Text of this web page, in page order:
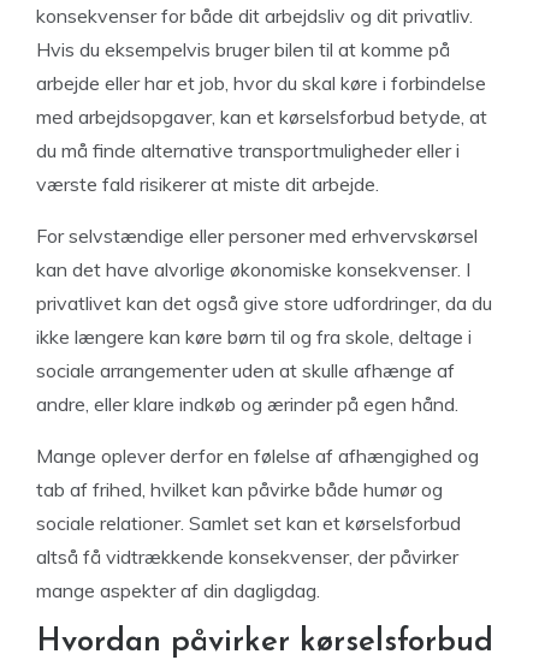
konsekvenser for både dit arbejdsliv og dit privatliv.
Hvis du eksempelvis bruger bilen til at komme på
arbejde eller har et job, hvor du skal køre i forbindelse
med arbejdsopgaver, kan et kørselsforbud betyde, at
du må finde alternative transportmuligheder eller i
værste fald risikerer at miste dit arbejde.
For selvstændige eller personer med erhvervskørsel
kan det have alvorlige økonomiske konsekvenser. I
privatlivet kan det også give store udfordringer, da du
ikke længere kan køre børn til og fra skole, deltage i
sociale arrangementer uden at skulle afhænge af
andre, eller klare indkøb og ærinder på egen hånd.
Mange oplever derfor en følelse af afhængighed og
tab af frihed, hvilket kan påvirke både humør og
sociale relationer. Samlet set kan et kørselsforbud
altså få vidtrækkende konsekvenser, der påvirker
mange aspekter af din dagligdag.
Hvordan påvirker kørselsforbud